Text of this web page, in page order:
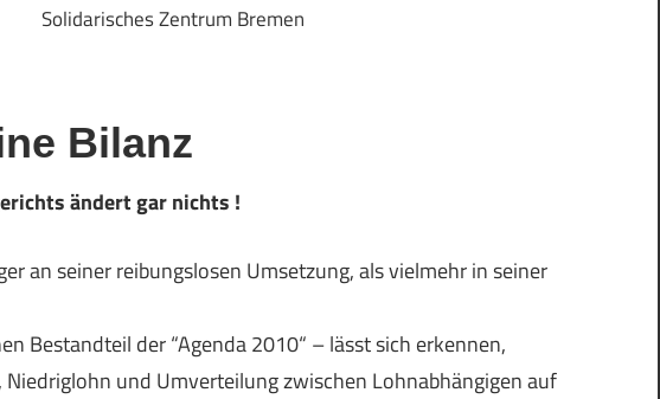
Solidarisches Zentrum Bremen
Bilanz
ändert gar nichts !
an seiner reibungslosen Umsetzung, als vielmehr in seiner
Bestandteil der “Agenda 2010“ – lässt sich erkennen,
und Umverteilung zwischen Lohnabhängigen auf